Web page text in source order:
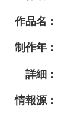
作品名：
制作年：
詳細：
情報源：